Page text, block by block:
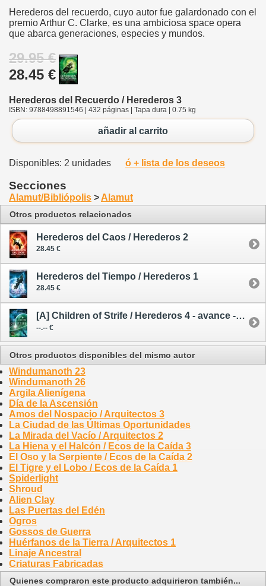
Herederos del recuerdo, cuyo autor fue galardonado con el
premio Arthur C. Clarke, es una ambiciosa space opera
que abarca generaciones, especies y mundos.
29.95 €
28.45 €
Herederos del Recuerdo / Herederos 3
ISBN: 9788498891546 | 432 páginas | Tapa dura | 0.75 kg
añadir al carrito
Disponibles: 2 unidades ó + lista de los deseos
Secciones
Alamut/Bibliópolis >Alamut
Otros productos relacionados
Herederos del Caos / Herederos 2
28.45 €
Herederos del Tiempo / Herederos 1
28.45 €
[A] Children of Strife / Herederos 4 - avance --/--/27
--.-- €
Otros productos disponibles del mismo autor
Windumanoth 23
Windumanoth 26
Argila Alienígena
Día de la Ascensión
Amos del Nospacio / Arquitectos 3
La Ciudad de las Últimas Oportunidades
La Mirada del Vacío / Arquitectos 2
La Hiena y el Halcón / Ecos de la Caída 3
El Oso y la Serpiente / Ecos de la Caída 2
El Tigre y el Lobo / Ecos de la Caída 1
Spiderlight
Shroud
Alien Clay
Las Puertas del Edén
Ogros
Gossos de Guerra
Huérfanos de la Tierra / Arquitectos 1
Linaje Ancestral
Criaturas Fabricadas
Quienes compraron este producto adquirieron también...